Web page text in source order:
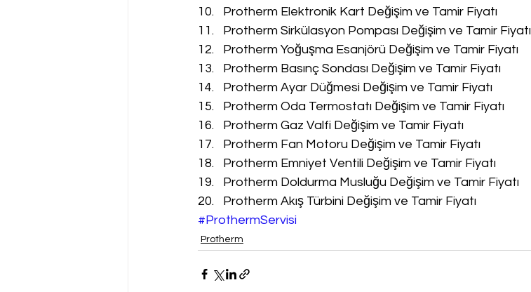
Protherm Elektronik Kart Değişim ve Tamir Fiyatı
Protherm Sirkülasyon Pompası Değişim ve Tamir Fiyatı
Protherm Yoğuşma Esanjörü Değişim ve Tamir Fiyatı
Protherm Basınç Sondası Değişim ve Tamir Fiyatı
Protherm Ayar Düğmesi Değişim ve Tamir Fiyatı
Protherm Oda Termostatı Değişim ve Tamir Fiyatı
Protherm Gaz Valfi Değişim ve Tamir Fiyatı
Protherm Fan Motoru Değişim ve Tamir Fiyatı
Protherm Emniyet Ventili Değişim ve Tamir Fiyatı
Protherm Doldurma Musluğu Değişim ve Tamir Fiyatı
Protherm Akış Türbini Değişim ve Tamir Fiyatı
#ProthermServisi
Protherm